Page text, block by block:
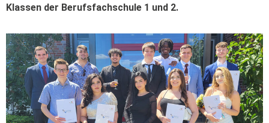
Klassen der Berufsfachschule 1 und 2.